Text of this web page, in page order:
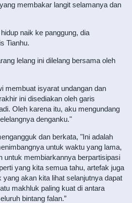
membakar langit selamanya dan
naik ke panggung, dia
Tianhu.
lelang ini dilelang bersama oleh
membuat isyarat undangan dan
ini disediakan oleh garis
Oleh karena itu, aku mengundang
denganku."
dan berkata, "Ini adalah
untuk waktu yang lama,
untuk membiarkannya berpartisipasi
yang kita semua tahu, artefak juga
akan kita lihat selanjutnya dapat
makhluk paling kuat di antara
bintang falan.”